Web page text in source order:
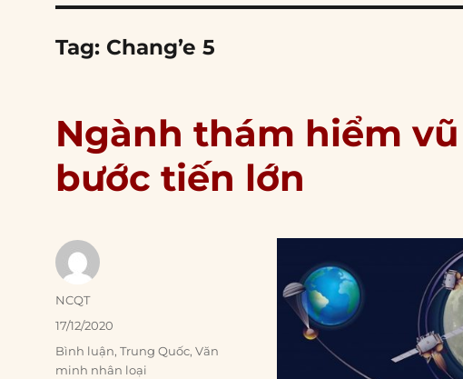
Tag: Chang’e 5
Ngành thám hiểm
bước tiến lớn
Author
NCQT
Posted
on
17/12/2020
Categories
Bình luận,Trung Quốc,Văn
minh nhân loại